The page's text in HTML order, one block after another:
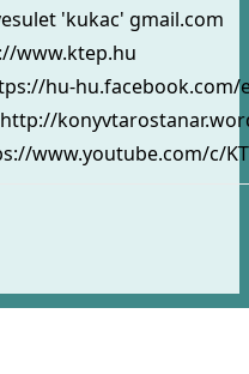
'kukac' gmail.com
www.ktep.hu
hu-
http://
www.youtube.com/c/